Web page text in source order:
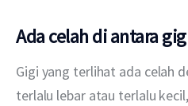
Ada celah di antara
Gigi yang terlihat ada celah
terlalu lebar atau terlalu